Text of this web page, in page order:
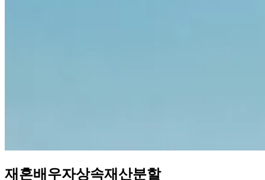
재혼배우자상속재산분할